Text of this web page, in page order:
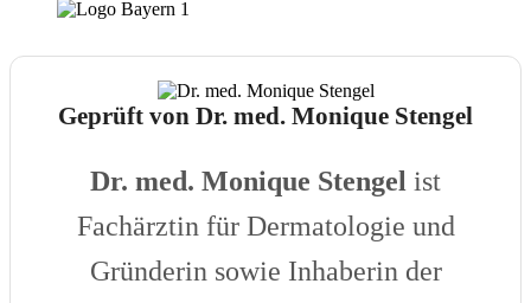
Geprüft von Dr. med. Monique Stengel
Dr. med. Monique Stengel ist
Fachärztin für Dermatologie und
Gründerin sowie Inhaberin der